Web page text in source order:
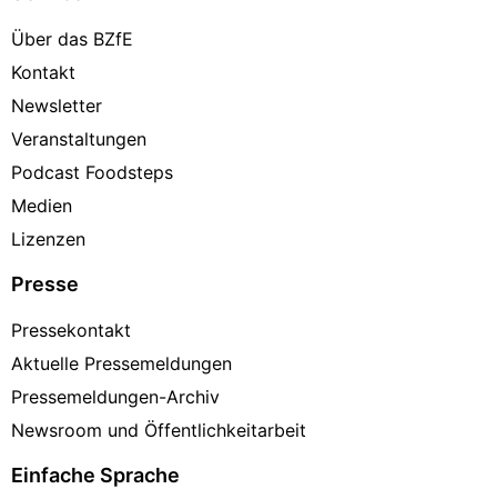
Über das BZfE
Kontakt
Newsletter
Veranstaltungen
Podcast Foodsteps
Medien
Lizenzen
Presse
Pressekontakt
Aktuelle Pressemeldungen
Pressemeldungen-Archiv
Newsroom und Öffentlichkeitarbeit
Einfache Sprache